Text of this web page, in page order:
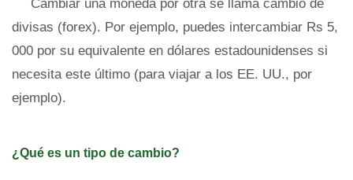
Cambiar una moneda por otra se llama cambio de
divisas (forex). Por ejemplo, puedes intercambiar Rs 5,
000 por su equivalente en dólares estadounidenses si
necesita este último (para viajar a los EE. UU., por
ejemplo).
¿Qué es un tipo de cambio?